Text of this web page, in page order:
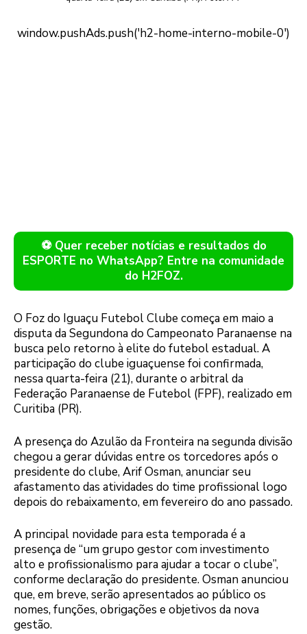
⚽ Quer receber notícias e resultados do
ESPORTE no WhatsApp? Entre na comunidade
do H2FOZ.
O Foz do Iguaçu Futebol Clube começa em maio a
disputa da Segundona do Campeonato Paranaense na
busca pelo retorno à elite do futebol estadual. A
participação do clube iguaçuense foi confirmada,
nessa quarta-feira (21), durante o arbitral da
Federação Paranaense de Futebol (FPF), realizado em
Curitiba (PR).
A presença do Azulão da Fronteira na segunda divisão
chegou a gerar dúvidas entre os torcedores após o
presidente do clube, Arif Osman, anunciar seu
afastamento das atividades do time profissional logo
depois do rebaixamento, em fevereiro do ano passado.
A principal novidade para esta temporada é a
presença de “um grupo gestor com investimento
alto e profissionalismo para ajudar a tocar o clube”,
conforme declaração do presidente. Osman anunciou
que, em breve, serão apresentados ao público os
nomes, funções, obrigações e objetivos da nova
gestão.